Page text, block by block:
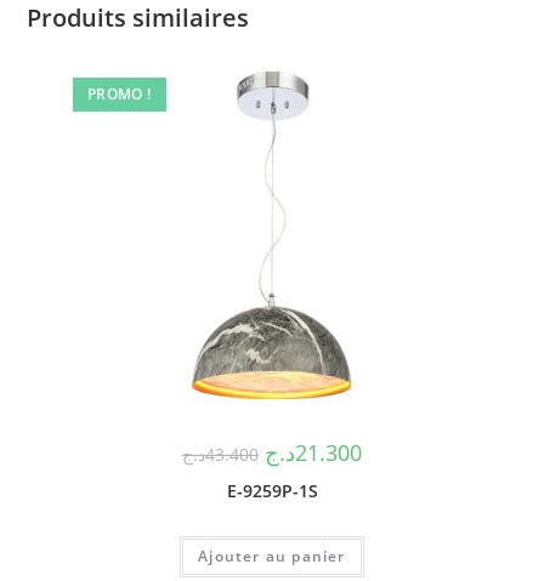
Produits similaires
PROMO !
43.400د.ج 21.300د.ج
E-9259P-1S
Ajouter au panier